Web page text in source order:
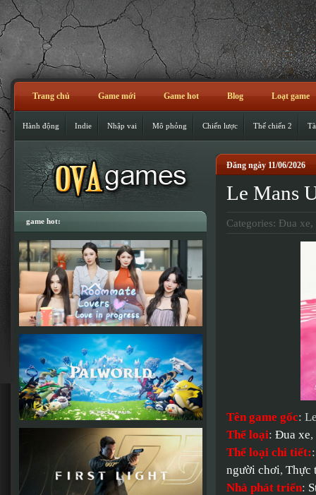
Trang chủ Game mới Game hot Blog Loạt game
Hành động Indie Nhập vai Mô phỏng Chiến lược Thế chiến 2
Đăng ngày 11/06/2026
Le Mans
Categories: Đua xe,
Tên game gốc:
Thể loại: Đua xe,
Thể loại chi tiết:
người chơi, Thực
Nhà phát triển:
game hot: